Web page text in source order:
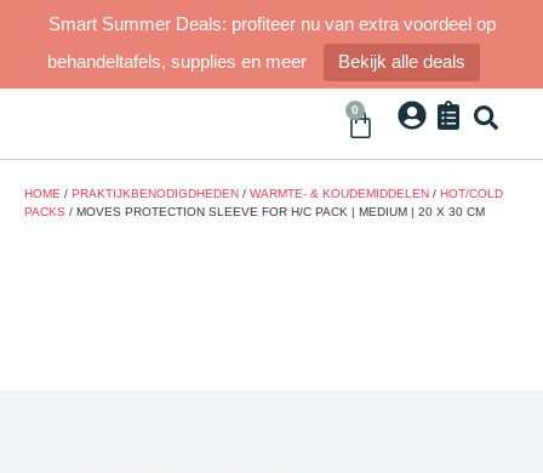
Smart Summer Deals: profiteer nu van extra voordeel op
behandeltafels, supplies en meer
Bekijk alle deals
0
HOME / PRAKTIJKBENODIGDHEDEN / WARMTE- & KOUDEMIDDELEN / HOT/COLD
PACKS / MOVES PROTECTION SLEEVE FOR H/C PACK | MEDIUM | 20 X 30 CM